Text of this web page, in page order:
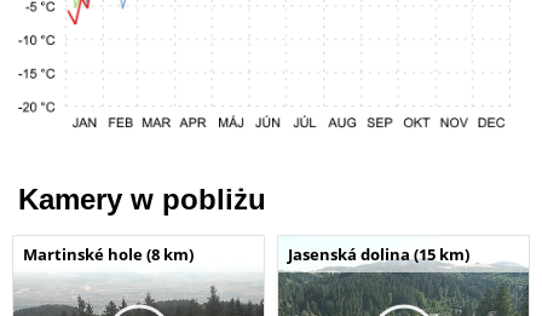
Kamery w pobliżu
Martinské hole (8 km) Jasenská dolina (15 km)